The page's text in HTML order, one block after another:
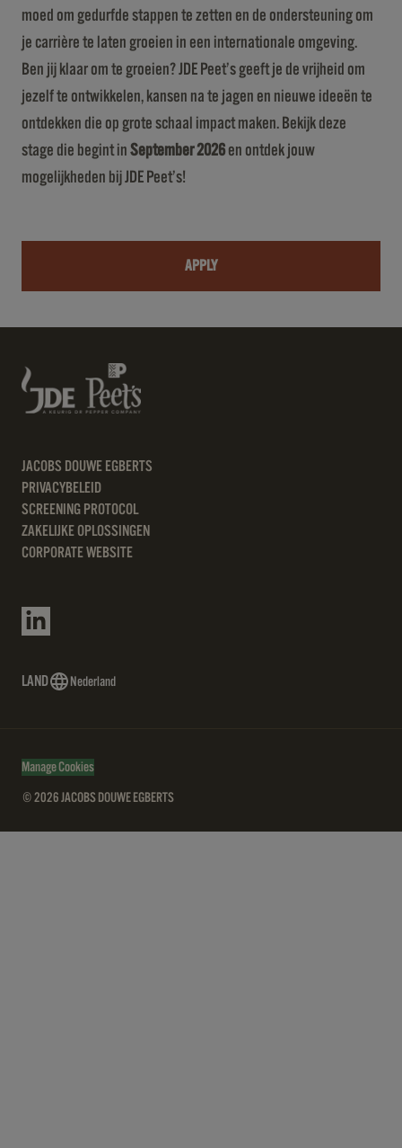
moed om gedurfde stappen te zetten en de ondersteuning om
je carrière te laten groeien in een internationale omgeving.
Ben jij klaar om te groeien? JDE Peet’s geeft je de vrijheid om
jezelf te ontwikkelen, kansen na te jagen en nieuwe ideeën te
ontdekken die op grote schaal impact maken. Bekijk deze
stage die begint in September 2026 en ontdek jouw
mogelijkheden bij JDE Peet’s!
APPLY
JACOBS DOUWE EGBERTS
PRIVACYBELEID
SCREENING PROTOCOL
ZAKELIJKE OPLOSSINGEN
CORPORATE WEBSITE
LAND Nederland
Manage Cookies
© 2026 JACOBS DOUWE EGBERTS